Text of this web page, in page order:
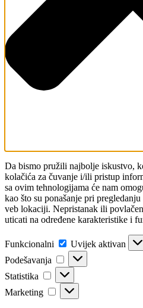
Da bismo pružili najbolje iskustvo,
kolačića za čuvanje i/ili pristup
sa ovim tehnologijama će nam
kao što su ponašanje pri
veb lokaciji. Nepristanak ili
uticati na određene karakteristike i
Funkcionalni Funkcionalni
Uvijek aktivan
Podešavanja
Podešavanja
Statistika Statistika
Marketing Marketing